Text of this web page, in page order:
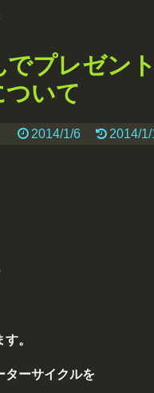
プレゼン
いて
2014/1/6 2014/
。
ターサイクルを